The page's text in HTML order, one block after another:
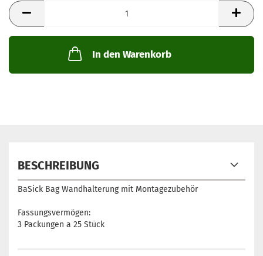
Stück
In den Warenkorb
BESCHREIBUNG
BaSick Bag Wandhalterung mit Montagezubehör
Fassungsvermögen:
3 Packungen a 25 Stück